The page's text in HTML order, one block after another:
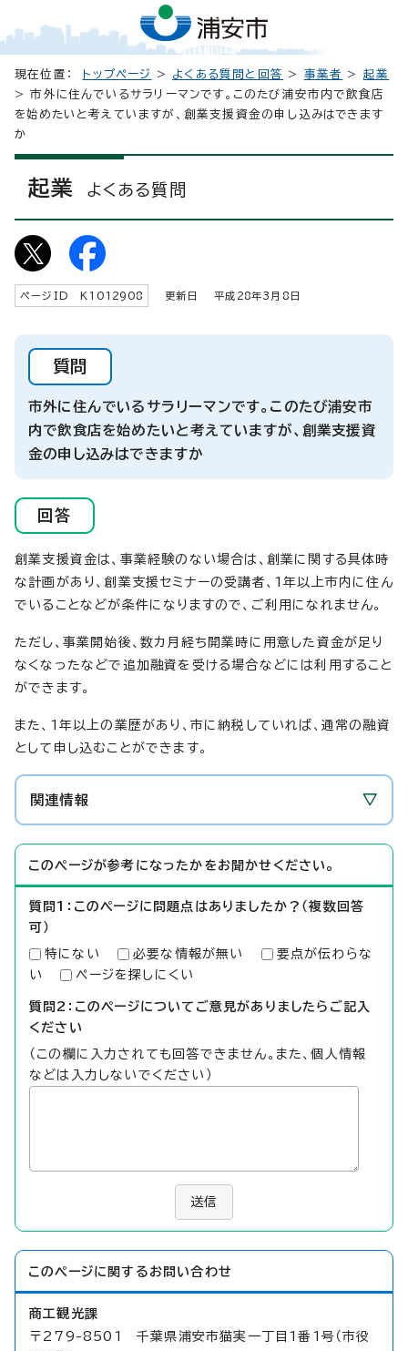
現在位置： トップページ > よくある質問と回答 > 事業者 > 起業
> 市外に住んでいるサラリーマンです。このたび浦安市内で飲食店
を始めたいと考えていますが、創業支援資金の申し込みはできます
か
起業 よくある質問
ページID K 1012908 更新日 平成 28年3月8日
質問
市外に住んでいるサラリーマンです。このたび浦安市
内で飲食店を始めたいと考えていますが、創業支援資
金の申し込みはできますか
回答
創業支援資金は、事業経験のない場合は、創業に関する具体時
な計画があり、創業支援セミナーの受講者、1年以上市内に住ん
でいることなどが条件になりますので、ご利用になれません。
ただし、事業開始後、数カ月経ち開業時に用意した資金が足り
なくなったなどで追加融資を受ける場合などには利用すること
ができます。
また、1年以上の業歴があり、市に納税していれば、通常の融資
として申し込むことができます。
関連情報
このページが参考になったかをお聞かせください。
質問1：このページに問題点はありましたか？（複数回答
可）
特にない 必要な情報が無い
要点が伝わらな
い
ページを探しにくい
質問2：このページについてご意見がありましたらご記入
ください
（この欄に入力されても回答できません。また、個人情報
などは入力しないでください）
送信
このページに関する お問い合わせ
商工観光課
〒279-8501 千葉県浦安市猫実一丁目1番1号（市役